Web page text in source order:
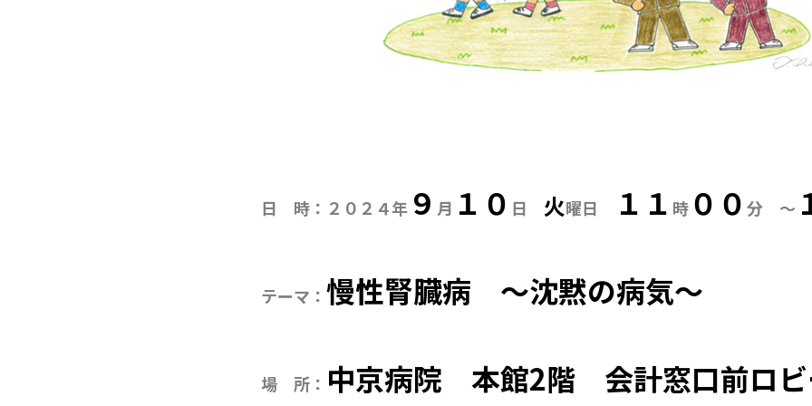
日 時：２０２４年 ９ 月 １０ 日 火曜日 １１ 時 ００ 分 ～
テーマ： 慢性腎臓病 ～沈黙の病気～
場 所： 中京病院 本館2階 会計窓口前ロビ